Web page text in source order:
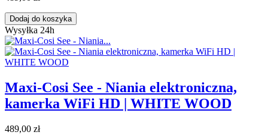
Dodaj do koszyka
Wysyłka 24h
Maxi-Cosi See - Niania elektroniczna,
kamerka WiFi HD | WHITE WOOD
489,00 zł